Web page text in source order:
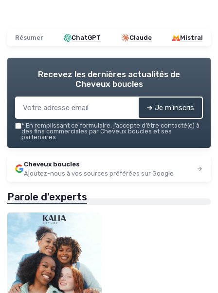
Résumer ChatGPT Claude Mistral
Recevez les dernières actualités de
Cheveux boucles
➔ Je m'inscris
* En remplissant ce formulaire, j’accepte d’être contacté(e) à
des fins commerciales par Cheveux boucles et ses
partenaires.
Cheveux boucles
Ajoutez-nous à vos sources préférées sur Google
Parole d'experts